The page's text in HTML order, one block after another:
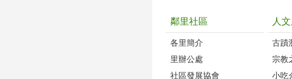
鄰里社區
各里簡介
里辦公處
社區發展協會
人
古蹟
宗教
小吃